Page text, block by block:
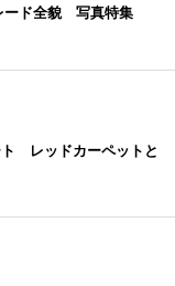
ード全貌 写真特集
レッドカーペットと